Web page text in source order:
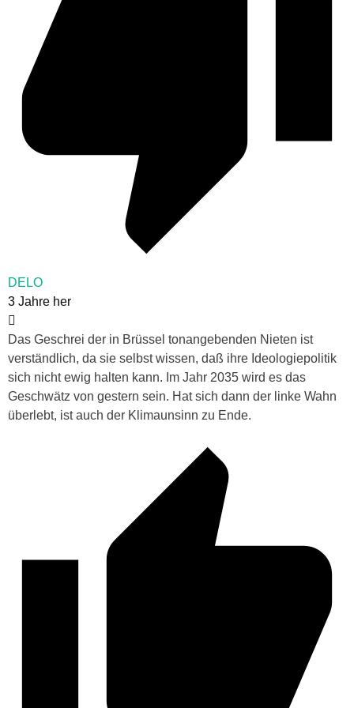
DELO
3 Jahre her
Das Geschrei der in Brüssel tonangebenden Nieten ist
verständlich, da sie selbst wissen, daß ihre Ideologiepolitik
sich nicht ewig halten kann. Im Jahr 2035 wird es das
Geschwätz von gestern sein. Hat sich dann der linke Wahn
überlebt, ist auch der Klimaunsinn zu Ende.